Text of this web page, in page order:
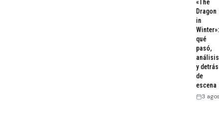
«The
Dragon
in
Winter»:
qué
pasó,
análisis
y detrás
de
escena
3